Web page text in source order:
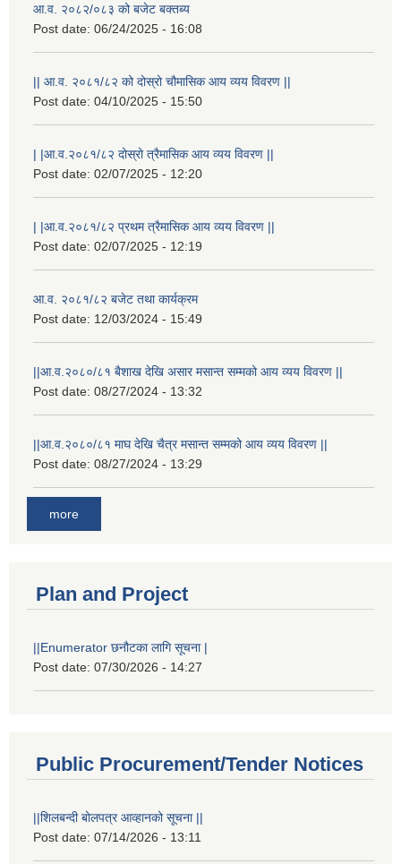
आ.व. २०८२/०८३ को बजेट बक्तब्य
Post date: 06/24/2025 - 16:08
|| आ.व. २०८१/८२ को दोस्रो चौमासिक आय व्यय विवरण ||
Post date: 04/10/2025 - 15:50
| |आ.व.२०८१/८२ दोस्रो त्रैमासिक आय व्यय विवरण ||
Post date: 02/07/2025 - 12:20
| |आ.व.२०८१/८२ प्रथम त्रैमासिक आय व्यय विवरण ||
Post date: 02/07/2025 - 12:19
आ.व. २०८१/८२ बजेट तथा कार्यक्रम
Post date: 12/03/2024 - 15:49
||आ.व.२०८०/८१ बैशाख देखि असार मसान्त सम्मको आय व्यय विवरण ||
Post date: 08/27/2024 - 13:32
||आ.व.२०८०/८१ माघ देखि चैत्र मसान्त सम्मको आय व्यय विवरण ||
Post date: 08/27/2024 - 13:29
more
Plan and Project
||Enumerator छनौटका लागि सूचना |
Post date: 07/30/2026 - 14:27
Public Procurement/Tender Notices
||शिलबन्दी बोलपत्र आव्हानको सूचना ||
Post date: 07/14/2026 - 13:11